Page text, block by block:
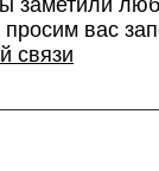
заметили
вас
связи